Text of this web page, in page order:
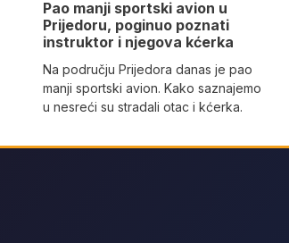
Pao manji sportski avion u
Prijedoru, poginuo poznati
instruktor i njegova kćerka
Na području Prijedora danas je pao
manji sportski avion. Kako saznajemo
u nesreći su stradali otac i kćerka.